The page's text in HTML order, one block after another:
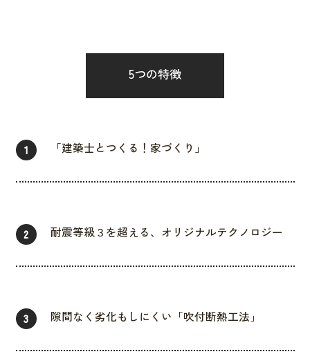
5つの特徴
1 「建築士とつくる！家づくり」
2 耐震等級３を超える、オリジナルテクノロジー
3 隙間なく劣化もしにくい「吹付断熱工法」